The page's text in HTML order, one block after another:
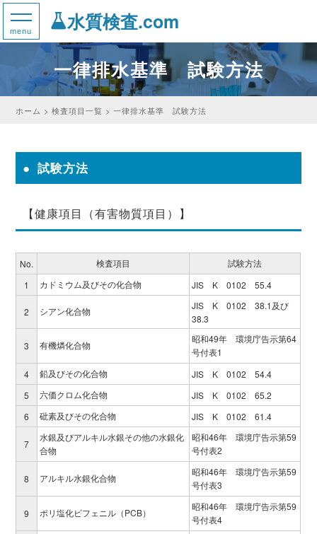
水質検査.com
一律排水基準 試験方法
ホーム 検査項目一覧 一律排水基準 試験方法
試験方法
【健康項目（有害物質項目）】
No. 検査項目
試験方法
1
カドミウム及びその化合物 JIS K 0102 55.4
2 シアン化合物
JIS K 0102 38.1及び
38.3
3 有機燐化合物
昭和49年 環境庁告示第64
号付表1
4
鉛及びその化合物
JIS K 0102 54.4
5
六価クロム化合物
JIS K 0102 65.2
6
砒素及びその化合物 JIS K 0102 61.4
7
水銀及びアルキル水銀その他の水銀化
合物
昭和46年 環境庁告示第59
号付表2
8 アルキル水銀化合物
昭和46年 環境庁告示第59
号付表3
9 ポリ塩化ビフェニル（PCB）
昭和46年 環境庁告示第59
号付表4